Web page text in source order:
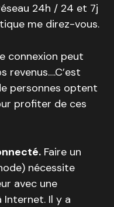
24h / 24 et 7j
me direz-vous.
connexion peut
revenus….C’est
personnes optent
profiter de ces
Faire un
nécessite
avec une
Il y a